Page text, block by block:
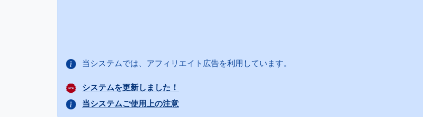
当システムでは、アフィリエイト広告を利用しています。
システムを更新しました！
当システムご使用上の注意